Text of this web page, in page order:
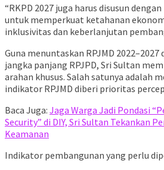
“RKPD 2027 juga harus disusun
untuk memperkuat ketahanan
inklusivitas dan keberlanjutan
Guna menuntaskan RPJMD
jangka panjang RPJPD, Sri Sultan
arahan khusus. Salah satunya adalah
indikator RPJMD diberi prioritas
Baca Juga: Jaga Warga Jadi Pondasi
Security” di DIY, Sri Sultan Tekankan
Keamanan
Indikator pembangunan yang perlu